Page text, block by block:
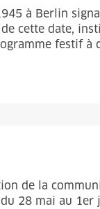
à Berlin
cette date,
festif à
de la
28 mai au 1er